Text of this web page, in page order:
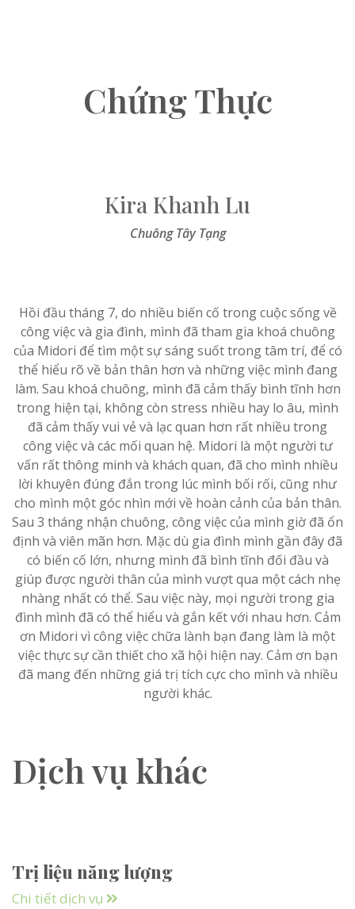
Chứng Thực
Kira Khanh Lu
Chuông Tây Tạng
Hồi đầu tháng 7, do nhiều biến cố trong cuộc sống về
công việc và gia đình, mình đã tham gia khoá chuông
của Midori để tìm một sự sáng suốt trong tâm trí, để có
thể hiểu rõ về bản thân hơn và những việc mình đang
làm. Sau khoá chuông, mình đã cảm thấy bình tĩnh hơn
trong hiện tại, không còn stress nhiều hay lo âu, mình
đã cảm thấy vui vẻ và lạc quan hơn rất nhiều trong
công việc và các mối quan hệ. Midori là một người tư
vấn rất thông minh và khách quan, đã cho mình nhiều
lời khuyên đúng đắn trong lúc mình bối rối, cũng như
cho mình một góc nhìn mới về hoàn cảnh của bản thân.
Sau 3 tháng nhận chuông, công việc của mình giờ đã ổn
định và viên mãn hơn. Mặc dù gia đình mình gần đây đã
có biến cố lớn, nhưng mình đã bình tĩnh đối đầu và
giúp được người thân của mình vượt qua một cách nhẹ
nhàng nhất có thể. Sau việc này, mọi người trong gia
đình mình đã có thể hiểu và gắn kết với nhau hơn. Cảm
ơn Midori vì công việc chữa lành bạn đang làm là một
việc thực sự cần thiết cho xã hội hiện nay. Cảm ơn bạn
đã mang đến những giá trị tích cực cho mình và nhiều
người khác.
Dịch vụ khác
Trị liệu năng lượng
Chi tiết dịch vụ